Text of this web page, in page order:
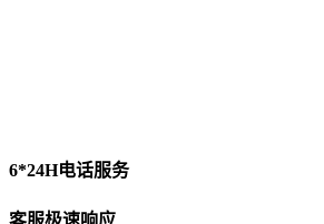
6*24H电话服务